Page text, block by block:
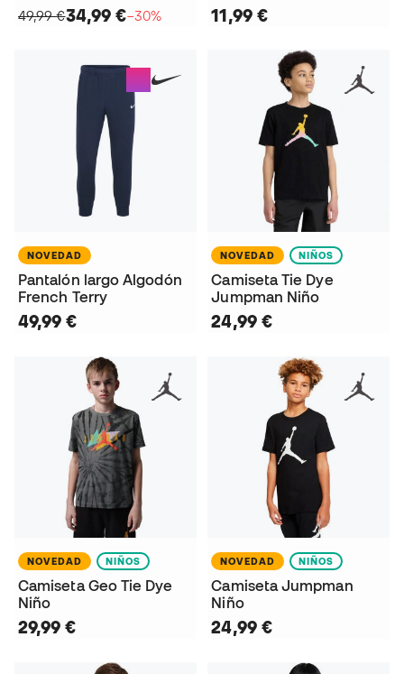
49,99 €34,99 €−30% 11,99 €
NOVEDAD
Pantalón largo Algodón
French Terry
49,99 €
NOVEDAD NIÑOS
Camiseta Tie Dye
Jumpman Niño
24,99 €
NOVEDAD NIÑOS
Camiseta Geo Tie Dye
Niño
29,99 €
NOVEDAD NIÑOS
Camiseta Jumpman
Niño
24,99 €